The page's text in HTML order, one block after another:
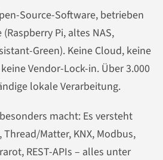
Source-Software, betrieben
Pi, altes NAS,
Green). Keine Cloud, keine
Vendor-Lock-in. Über 3.000
lokale Verarbeitung.
macht: Es versteht
Thread/Matter, KNX, Modbus,
REST-APIs – alles unter